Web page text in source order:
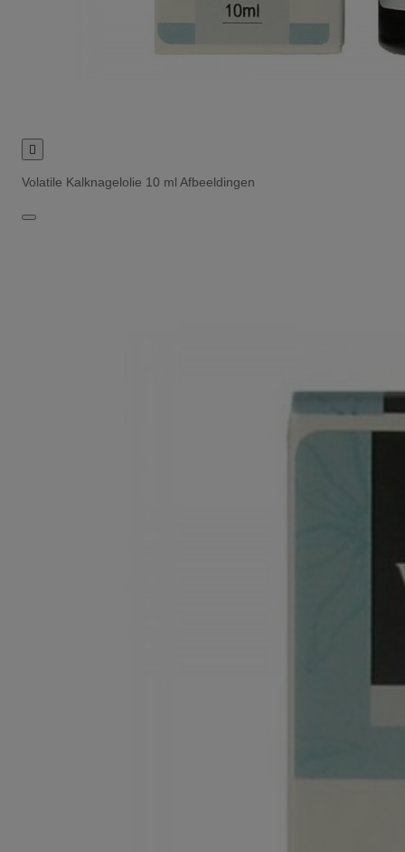

Volatile Kalknagelolie 10 ml Afbeeldingen